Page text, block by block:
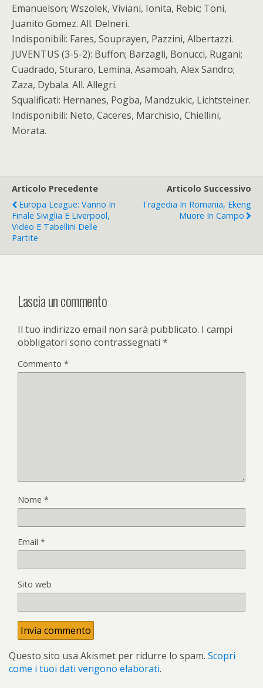
Emanuelson; Wszolek, Viviani, Ionita, Rebic; Toni,
Juanito Gomez. All. Delneri.
Indisponibili: Fares, Souprayen, Pazzini, Albertazzi.
JUVENTUS (3-5-2): Buffon; Barzagli, Bonucci, Rugani;
Cuadrado, Sturaro, Lemina, Asamoah, Alex Sandro;
Zaza, Dybala. All. Allegri.
Squalificati: Hernanes, Pogba, Mandzukic, Lichtsteiner.
Indisponibili: Neto, Caceres, Marchisio, Chiellini,
Morata.
Articolo Precedente
Europa League: Vanno In
Finale Siviglia E Liverpool,
Video E Tabellini Delle
Partite
Articolo Successivo
Tragedia In Romania, Ekeng
Muore In Campo
Lascia un commento
Il tuo indirizzo email non sarà pubblicato. I campi
obbligatori sono contrassegnati *
Commento *
Nome *
Email *
Sito web
Questo sito usa Akismet per ridurre lo spam. Scopri
come i tuoi dati vengono elaborati.